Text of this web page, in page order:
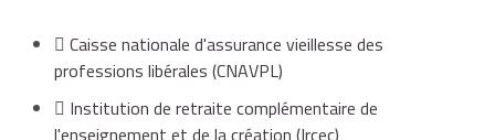
Caisse nationale d'assurance vieillesse des
professions libérales (CNAVPL)
Institution de retraite complémentaire de
l'enseignement et de la création (Ircec)